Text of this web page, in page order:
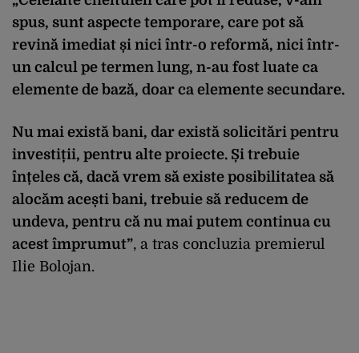
spus, sunt aspecte temporare, care pot să
revină imediat și nici într-o reformă, nici într-
un calcul pe termen lung, n-au fost luate ca
elemente de bază, doar ca elemente secundare.
Nu mai există bani, dar există solicitări pentru
investiții, pentru alte proiecte. Și trebuie
înțeles că, dacă vrem să existe posibilitatea să
alocăm acești bani, trebuie să reducem de
undeva, pentru că nu mai putem continua cu
acest împrumut”, a tras concluzia premierul
Ilie Bolojan.